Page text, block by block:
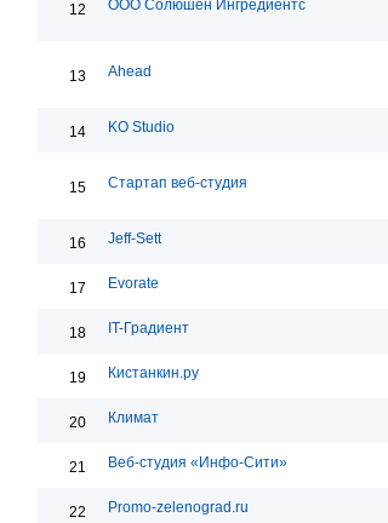
12 ООО Солюшен Ингредиентс
13 Ahead
14 KO Studio
15 Стартап веб-студия
16 Jeff-Sett
17 Evorate
18 IT-Градиент
19 Кистанкин.ру
20 Климат
21 Веб-студия «Инфо-Сити»
22 Promo-zelenograd.ru